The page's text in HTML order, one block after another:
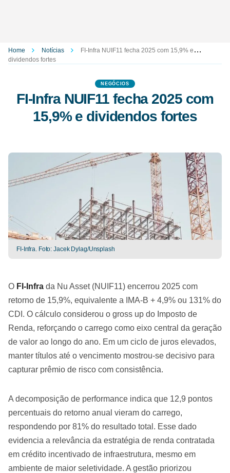
Home Notícias
FI-Infra NUIF11 fecha 2025 com 15,9% e
dividendos fortes
NEGÓCIOS
FI-Infra NUIF11 fecha 2025 com
15,9% e dividendos fortes
FI-Infra. Foto: Jacek Dylag/Unsplash
O FI-Infra da Nu Asset (NUIF11) encerrou 2025 com
retorno de 15,9%, equivalente a IMA-B + 4,9% ou 131% do
CDI. O cálculo considerou o gross up do Imposto de
Renda, reforçando o carrego como eixo central da geração
de valor ao longo do ano. Em um ciclo de juros elevados,
manter títulos até o vencimento mostrou-se decisivo para
capturar prêmio de risco com consistência.
A decomposição de performance indica que 12,9 pontos
percentuais do retorno anual vieram do carrego,
respondendo por 81% do resultado total. Esse dado
evidencia a relevância da estratégia de renda contratada
em crédito incentivado de infraestrutura, mesmo em
ambiente de maior seletividade. A gestão priorizou